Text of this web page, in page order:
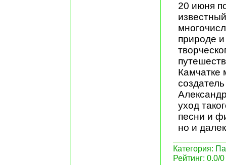
20 июня
природе
Камчатке
уход
песни и
но и
Категория:
Рейтинг: 0.0/